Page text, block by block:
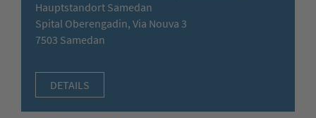
Hauptstandort Samedan
Spital Oberengadin, Via Nouva 3
7503 Samedan
DETAILS